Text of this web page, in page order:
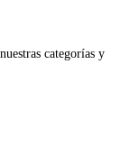
categorías y